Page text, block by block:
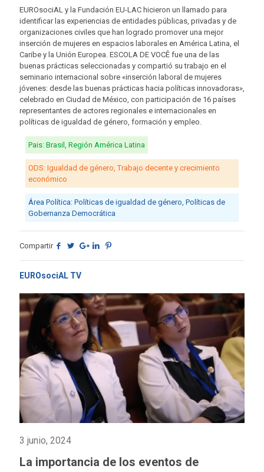
EUROsociAL y la Fundación EU-LAC hicieron un llamado para
identificar las experiencias de entidades públicas, privadas y de
organizaciones civiles que han logrado promover una mejor
inserción de mujeres en espacios laborales en América Latina, el
Caribe y la Unión Europea. ESCOLA DE VOCÊ fue una de las
buenas prácticas seleccionadas y compartió su trabajo en el
seminario internacional sobre «inserción laboral de mujeres
jóvenes: desde las buenas prácticas hacia políticas innovadoras»,
celebrado en Ciudad de México, con participación de 16 países
representantes de actores regionales e internacionales en
políticas de igualdad de género, formación y empleo.
Pais: Brasil, Región América Latina
ODS: Igualdad de género, Trabajo decente y crecimiento
económico
Área Política: Políticas de igualdad de género, Políticas de
Gobernanza Democrática
Compartir
EUROsociAL TV
3 junio, 2024
La importancia de los eventos de